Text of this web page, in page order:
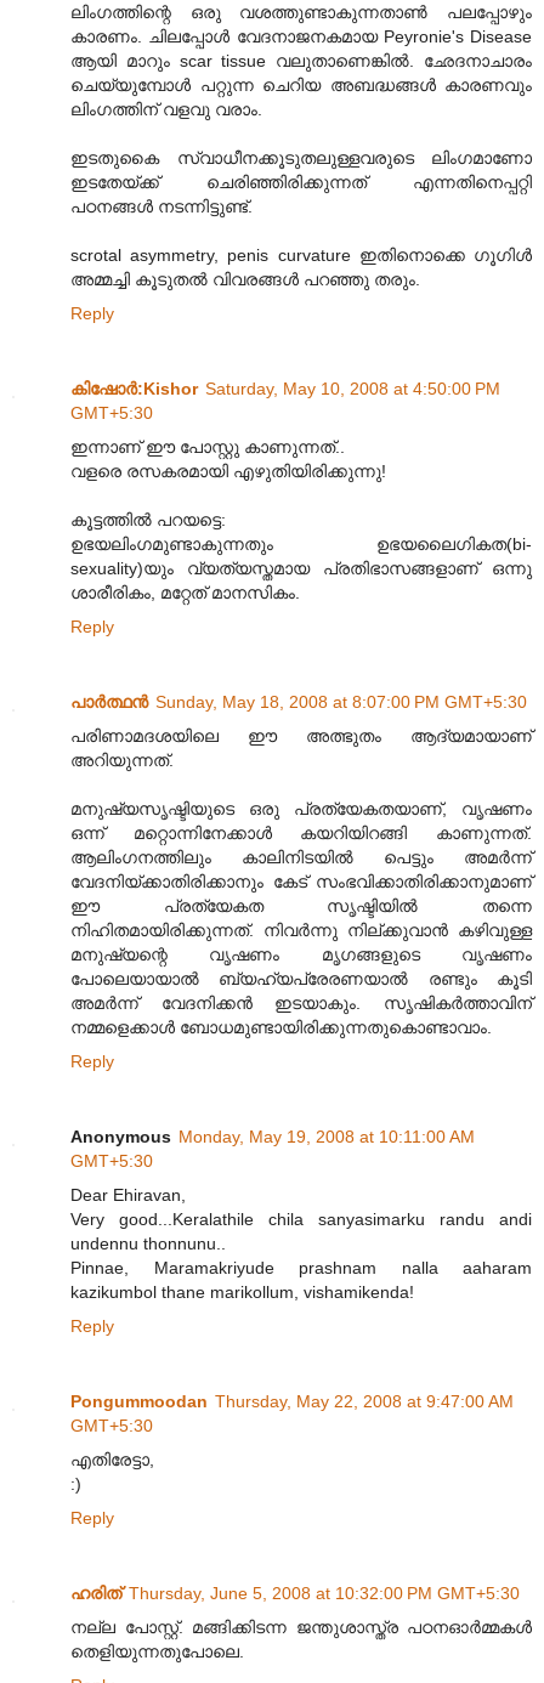
ലിംഗത്തിന്റെ ഒരു വശത്തുണ്ടാകുന്നതാ‍ണ്‍ പലപ്പോഴും
കാരണം. ചിലപ്പോള്‍ വേദനാജനകമായ Peyronie's Disease
ആയി മാറും scar tissue വലുതാണെങ്കില്‍. ഛേദനാചാരം
ചെയ്യുമ്പോള്‍ പറ്റുന്ന ചെറിയ അബദ്ധങ്ങള്‍ കാരണവും
ലിംഗത്തിന് വളവു വരാം.
ഇടതുകൈ സ്വാധീനക്കൂടുതലുള്ളവരുടെ ലിംഗമാണോ
ഇടതേയ്ക്ക് ചെരിഞ്ഞിരിക്കുന്നത് എന്നതിനെപ്പറ്റി
പഠനങ്ങള്‍ നടന്നിട്ടുണ്ട്.
scrotal asymmetry, penis curvature ഇതിനൊക്കെ ഗൂഗിള്‍
അമ്മച്ചി കൂടുതല്‍ വിവരങ്ങള്‍ പറഞ്ഞു തരും.
Reply
കിഷോർ‍:Kishor Saturday, May 10, 2008 at 4:50:00 PM
GMT+5:30
ഇന്നാണ് ഈ പോസ്റ്റു കാണുന്നത്..
വളരെ രസകരമായി എഴുതിയിരിക്കുന്നു!
കൂട്ടത്തില്‍ പറയട്ടെ:
ഉഭയലിംഗമുണ്ടാകുന്നതും ഉഭയലൈഗികത(bi-
sexuality)യും വ്യത്യസ്തമായ പ്രതിഭാസങ്ങളാണ് ഒന്നു
ശാരീരികം, മറ്റേത് മാനസികം.
Reply
പാര്‍ത്ഥന്‍ Sunday, May 18, 2008 at 8:07:00 PM GMT+5:30
പരിണാമദശയിലെ ഈ അത്ഭുതം ആദ്യമായാണ്‌
അറിയുന്നത്‌.
മനുഷ്യസൃഷ്ടിയുടെ ഒരു പ്രത്യേകതയാണ്‌, വൃഷണം
ഒന്ന് മറ്റൊന്നിനേക്കാള്‍ കയറിയിറങ്ങി കാണുന്നത്‌.
ആലിംഗനത്തിലും കാലിനിടയില്‍ പെട്ടും അമര്‍ന്ന്
വേദനിയ്ക്കാതിരിക്കാനും കേട്‌ സംഭവിക്കാതിരിക്കാനുമാണ്‌
ഈ പ്രത്യേകത സൃഷ്ടിയില്‍ തന്നെ
നിഹിതമായിരിക്കുന്നത്‌. നിവര്‍ന്നു നില്‌ക്കുവാന്‍ കഴിവുള്ള
മനുഷ്യന്റെ വൃഷണം മൃഗങ്ങളുടെ വൃഷണം
പോലെയായാല്‍ ബ്യഹ്യപ്രേരണയാല്‍ രണ്ടും കൂടി
അമര്‍ന്ന് വേദനിക്കന്‍ ഇടയാകും. സൃഷികര്‍ത്താവിന്‌
നമ്മളെക്കാള്‍ ബോധമുണ്ടായിരിക്കുന്നതുകൊണ്ടാവാം.
Reply
Anonymous Monday, May 19, 2008 at 10:11:00 AM
GMT+5:30
Dear Ehiravan,
Very good...Keralathile chila sanyasimarku randu andi
undennu thonnunu..
Pinnae, Maramakriyude prashnam nalla aaharam
kazikumbol thane marikollum, vishamikenda!
Reply
Pongummoodan Thursday, May 22, 2008 at 9:47:00 AM
GMT+5:30
എതിരേട്ടാ,
:)
Reply
ഹരിത് Thursday, June 5, 2008 at 10:32:00 PM GMT+5:30
നല്ല പോസ്റ്റ്. മങ്ങിക്കിടന്ന ജന്തുശാസ്ത്ര പഠനഓര്‍മ്മകള്‍
തെളിയുന്നതുപോലെ.